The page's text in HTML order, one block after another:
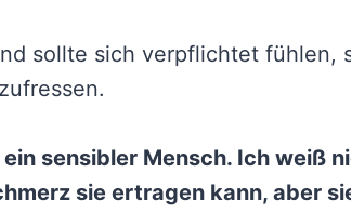
sollte sich verpflichtet fühlen,
ein sensibler Mensch. Ich weiß
sie ertragen kann, aber